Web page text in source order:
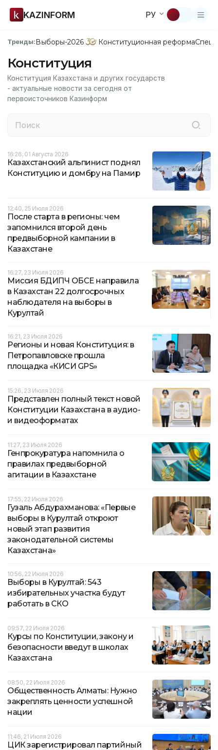
KAZINFORM РУ
Тренды:Выборы-2026 Конституционная реформа
Конституция
Конституция Казахстана и других государств
- актуальные новости за сегодня от
первоисточников Казинформ
16:26, 01 Августа 2026
Казахстанский альпинист поднял
Конституцию и домбру на Памир
12:40, 25 Июля 2026
После старта в регионы: чем
запомнился второй день
предвыборной кампании в
Казахстане
16:27, 23 Июля 2026
Миссия БДИПЧ ОБСЕ направила
в Казахстан 22 долгосрочных
наблюдателя на выборы в
Курултай
16:21, 23 Июля 2026
Регионы и новая Конституция: в
Петропавловске прошла
площадка «КИСИ GPS»
15:26, 23 Июля 2026
Представлен полный текст новой
Конституции Казахстана в аудио-
и видеоформатах
11:27, 23 Июля 2026
Генпрокуратура напомнила о
правилах предвыборной
агитации в Казахстане
17:55, 22 Июля 2026
Гузаль Абдурахманова: «Первые
выборы в Курултай откроют
новый этап развития
законодательной системы
Казахстана»
10:56, 22 Июля 2026
Выборы в Курултай: 543
избирательных участка будут
работать в СКО
09:57, 22 Июля 2026
Курсы по Конституции, закону и
безопасности введут в школах
Казахстана
08:50, 22 Июля 2026
Общественность Алматы: Нужно
закреплять ценности успешной
нации
11:46, 21 Июля 2026
ЦИК зарегистрировал партийный